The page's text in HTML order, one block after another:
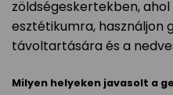
zöldségeskertekben, ahol
esztétikumra, használjon
távoltartására és a
Milyen helyeken javasolt a